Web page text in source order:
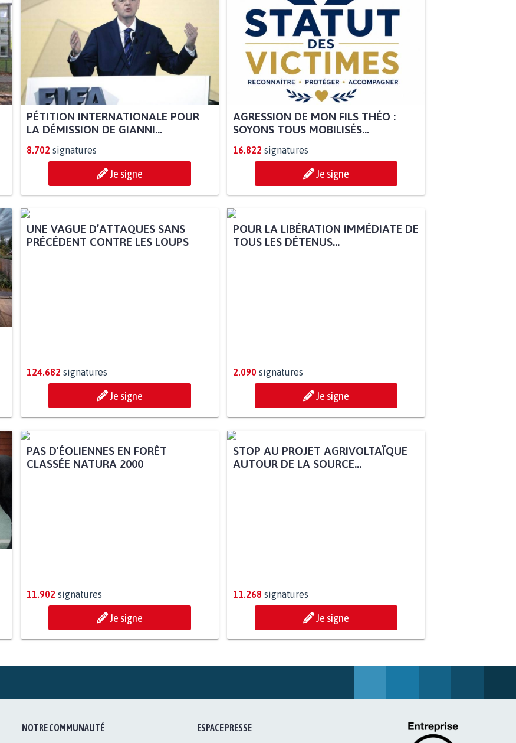
PÉTITION INTERNATIONALE POUR
LA DÉMISSION DE GIANNI...
8.702 signatures
Je signe
AGRESSION DE MON FILS THÉO :
SOYONS TOUS MOBILISÉS...
16.822 signatures
Je signe
124.682 signatures
Je signe
2.090 signatures
Je signe
11.902 signatures
Je signe
STOP AU PROJET AGRIVOLTAÏQUE
AUTOUR DE LA SOURCE...
11.268 signatures
Je signe
NOTRE COMMUNAUTÉ ESPACE PRESSE